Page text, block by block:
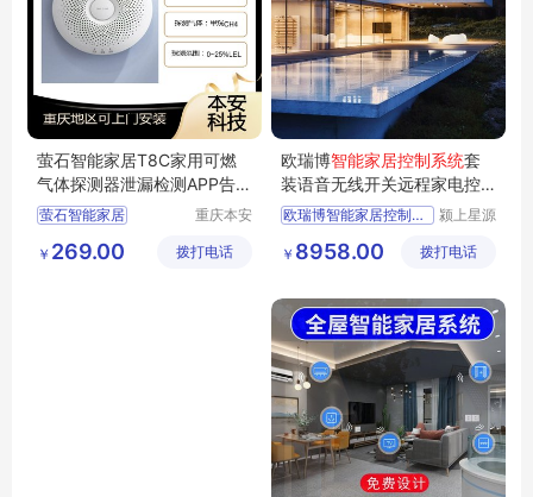
萤石智能家居T8C家用可燃
气体探测器泄漏检测APP告警
提醒
萤石智能家居
天然气泄漏检测
重庆本安
有限公司
￥ 269.00 拨打电话
欧瑞博智能家居控制系统套
装语音无线开关远程家电控
全屋定制
欧瑞博智能家居控制系统套
颍上星源
有限公司
￥ 8958.00 拨打电话